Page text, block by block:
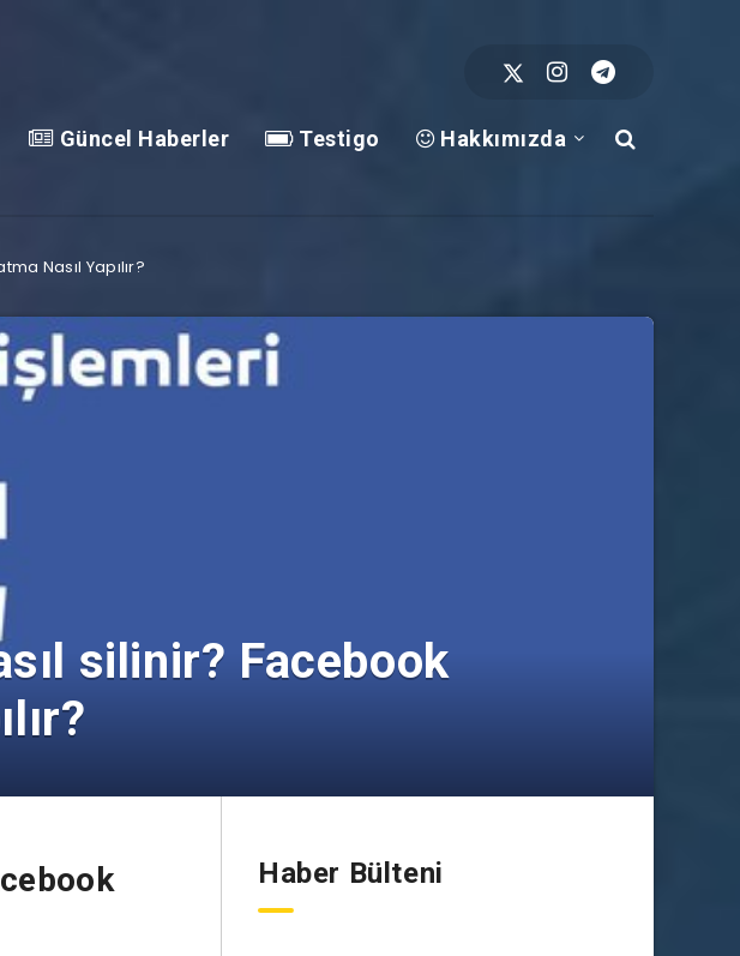
Güncel Haberler Testigo Hakkımızda
Nasıl Yapılır?
silinir? Facebook
Haber Bülteni